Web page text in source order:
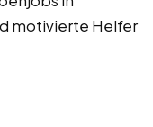
motivierte Helfer